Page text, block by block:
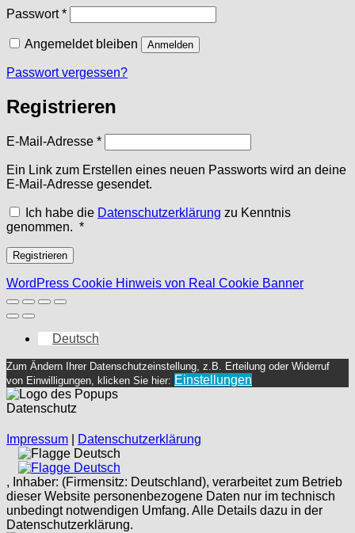
Passwort*Erforderlich
Angemeldet bleiben Anmelden
Passwort vergessen?
Registrieren
E-Mail-Adresse *Erforderlich
Ein Link zum Erstellen eines neuen Passworts wird an deine
E-Mail-Adresse gesendet.
Ich habe die Datenschutzerklärung zu Kenntnis
genommen. *Erforderlich
Registrieren
WordPress Cookie Hinweis von Real Cookie Banner
Deutsch
Zum Ändern Ihrer Datenschutzeinstellung, z.B. Erteilung oder Widerruf
von Einwilligungen, klicken Sie hier: Einstellungen
Datenschutz
Impressum
Datenschutzerklärung
Deutsch
Deutsch
, Inhaber: (Firmensitz: Deutschland), verarbeitet zum Betrieb
dieser Website personenbezogene Daten nur im technisch
unbedingt notwendigen Umfang. Alle Details dazu in der
Datenschutzerklärung.